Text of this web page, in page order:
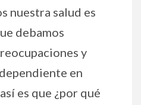
nuestra salud es
debamos
y
en
es que ¿por qué